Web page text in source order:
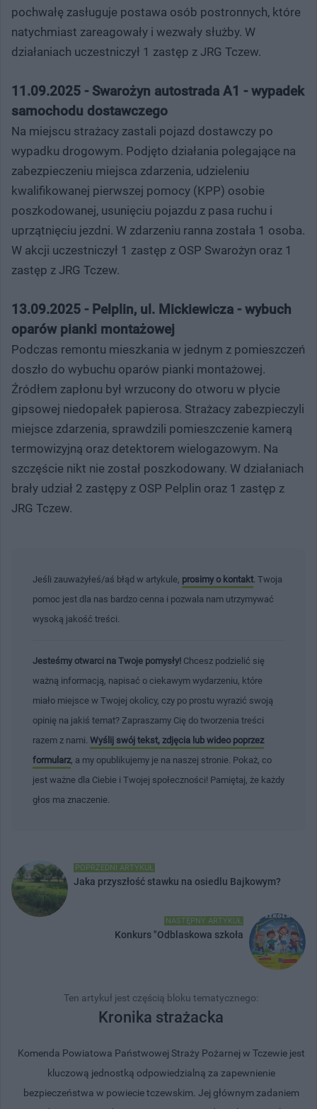
pochwałę zasługuje postawa osób postronnych, które
natychmiast zareagowały i wezwały służby. W
działaniach uczestniczył 1 zastęp z JRG Tczew.
11.09.2025 - Swarożyn autostrada A1 - wypadek
samochodu dostawczego
Na miejscu strażacy zastali pojazd dostawczy po
wypadku drogowym. Podjęto działania polegające na
zabezpieczeniu miejsca zdarzenia, udzieleniu
kwalifikowanej pierwszej pomocy (KPP) osobie
poszkodowanej, usunięciu pojazdu z pasa ruchu i
uprzątnięciu jezdni. W zdarzeniu ranna została 1 osoba.
W akcji uczestniczył 1 zastęp z OSP Swarożyn oraz 1
zastęp z JRG Tczew.
13.09.2025 - Pelplin, ul. Mickiewicza - wybuch
oparów pianki montażowej
Podczas remontu mieszkania w jednym z pomieszczeń
doszło do wybuchu oparów pianki montażowej.
Źródłem zapłonu był wrzucony do otworu w płycie
gipsowej niedopałek papierosa. Strażacy zabezpieczyli
miejsce zdarzenia, sprawdzili pomieszczenie kamerą
termowizyjną oraz detektorem wielogazowym. Na
szczęście nikt nie został poszkodowany. W działaniach
brały udział 2 zastępy z OSP Pelplin oraz 1 zastęp z
JRG Tczew.
Jeśli zauważyłeś/aś błąd w artykule, prosimy o kontakt . Twoja
pomoc jest dla nas bardzo cenna i pozwala nam utrzymywać
wysoką jakość treści.
Jesteśmy otwarci na Twoje pomysły! Chcesz podzielić się
ważną informacją, napisać o ciekawym wydarzeniu, które
miało miejsce w Twojej okolicy, czy po prostu wyrazić swoją
opinię na jakiś temat? Zapraszamy Cię do tworzenia treści
razem z nami. Wyślij swój tekst, zdjęcia lub wideo poprzez
formularz , a my opublikujemy je na naszej stronie. Pokaż, co
jest ważne dla Ciebie i Twojej społeczności! Pamiętaj, że każdy
głos ma znaczenie.
POPRZEDNI ARTYKUŁ
Jaka przyszłość stawku na osiedlu Bajkowym?
NASTĘPNY ARTYKUŁ
Konkurs "Odblaskowa szkoła
Ten artykuł jest częścią bloku tematycznego:
Kronika strażacka
Komenda Powiatowa Państwowej Straży Pożarnej w Tczewie jest
kluczową jednostką odpowiedzialną za zapewnienie
bezpieczeństwa w powiecie tczewskim. Jej głównym zadaniem